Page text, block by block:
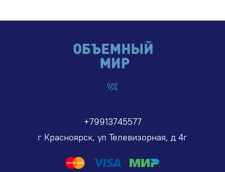
+79913745577
г Красноярск, ул Телевизорная, д 4г